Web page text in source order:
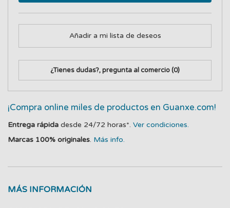
Añadir a mi lista de deseos
¿Tienes dudas?, pregunta al comercio(0)
¡Compra online miles de productos en Guanxe.com!
Entrega rápida desde 24/72 horas*. Ver condiciones.
Marcas 100% originales. Más info.
MÁS INFORMACIÓN